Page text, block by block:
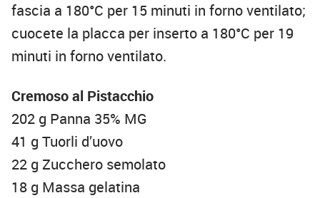
fascia a 180°C per 15 minuti in forno ventilato;
cuocete la placca per inserto a 180°C per 19
minuti in forno ventilato.
Cremoso al Pistacchio
202 g Panna 35% MG
41 g Tuorli d’uovo
22 g Zucchero semolato
18 g Massa gelatina